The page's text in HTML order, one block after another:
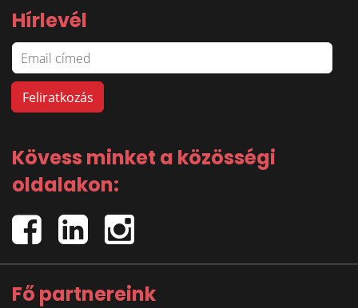
Hírlevél
Kövess minket a közösségi
oldalakon:
Fő partnereink